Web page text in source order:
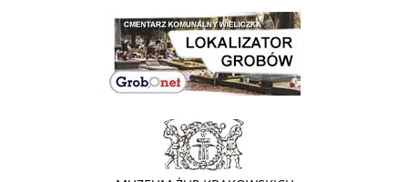
link do lokalizatora grobów na wielickim cmentarzu - grobnet
link do strony - Muzeum Żup Krakowskich Wieliczka